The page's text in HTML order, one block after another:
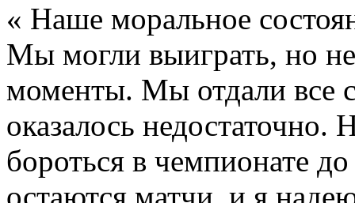
« Наше моральное
Мы могли выиграть, но не
моменты. Мы отдали все
оказалось
бороться в чемпионате
остаются матчи, и я